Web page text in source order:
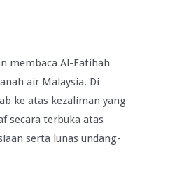
membaca Al-Fatihah
air Malaysia. Di
ke atas kezaliman yang
secara terbuka atas
serta lunas undang-